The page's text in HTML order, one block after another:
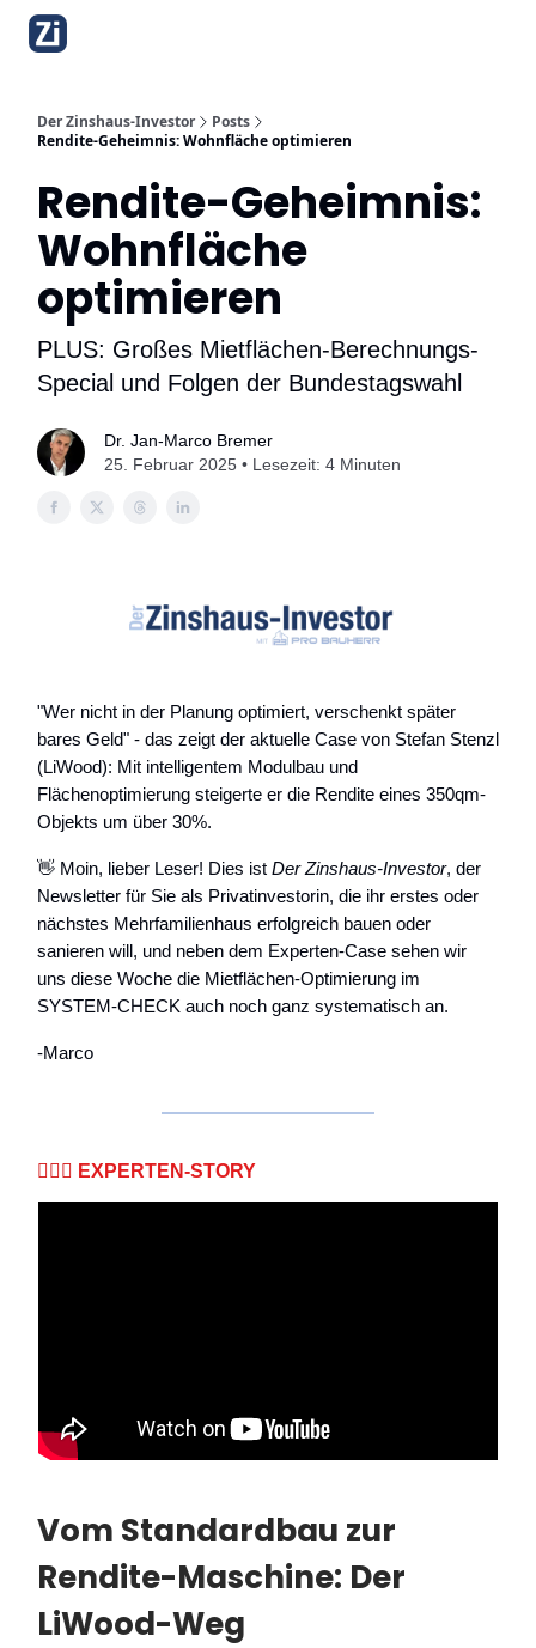
Der Zinshaus-Investor
Posts
Rendite-Geheimnis: Wohnfläche optimieren
Rendite-Geheimnis:
Wohnfläche
optimieren
PLUS: Großes Mietflächen-Berechnungs-
Special und Folgen der Bundestagswahl
Dr. Jan-Marco Bremer
25. Februar 2025 • Lesezeit: 4 Minuten
"Wer nicht in der Planung optimiert, verschenkt später
bares Geld" - das zeigt der aktuelle Case von Stefan Stenzl
(LiWood): Mit intelligentem Modulbau und
Flächenoptimierung steigerte er die Rendite eines 350qm-
Objekts um über 30%.
👋 Moin, lieber Leser! Dies ist Der Zinshaus-Investor, der
Newsletter für Sie als Privatinvestorin, die ihr erstes oder
nächstes Mehrfamilienhaus erfolgreich bauen oder
sanieren will, und neben dem Experten-Case sehen wir
uns diese Woche die Mietflächen-Optimierung im
SYSTEM-CHECK auch noch ganz systematisch an.
-Marco
🦸🏻‍♂️ EXPERTEN-STORY
Vom Standardbau zur
Rendite-Maschine: Der
LiWood-Weg